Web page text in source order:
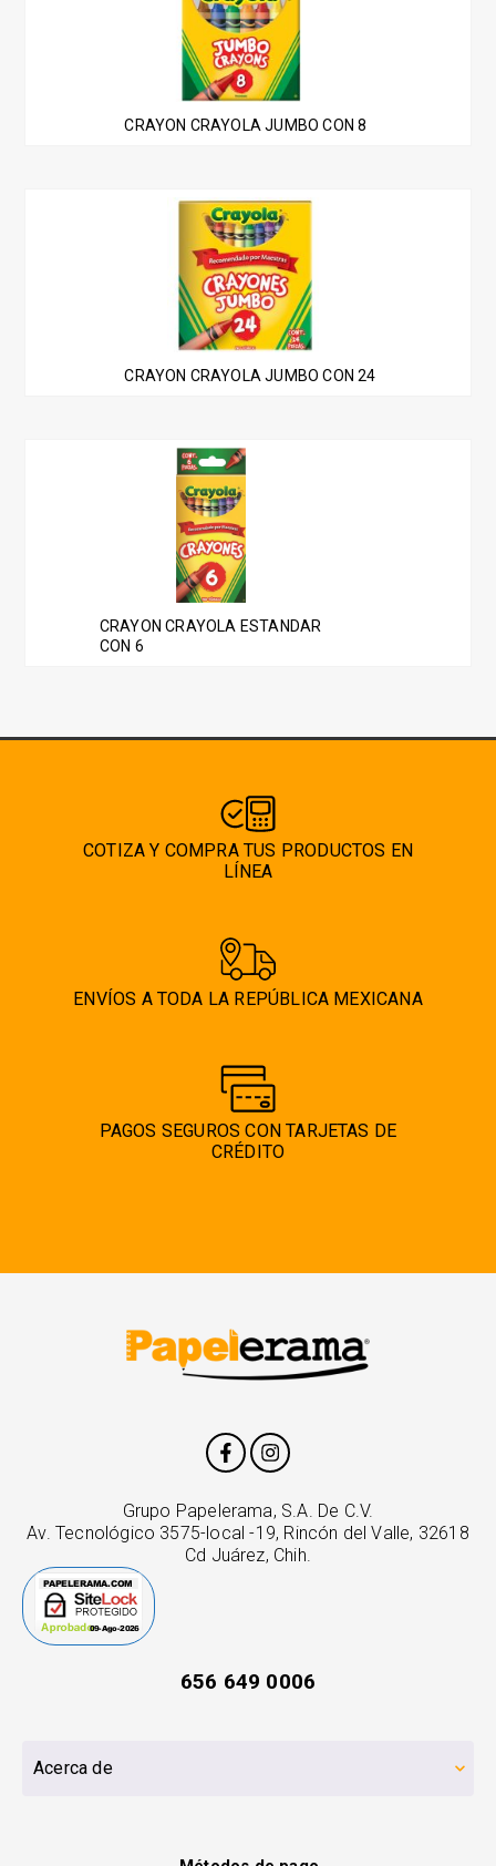
CRAYON CRAYOLA JUMBO CON 8
CRAYON CRAYOLA JUMBO CON 24
CRAYON CRAYOLA ESTANDAR
CON 6
COTIZA Y COMPRA TUS PRODUCTOS EN
LÍNEA
ENVÍOS A TODA LA REPÚBLICA MEXICANA
PAGOS SEGUROS CON TARJETAS DE
CRÉDITO
Grupo Papelerama, S.A. De C.V.
Av. Tecnológico 3575-local -19, Rincón del Valle, 32618
Cd Juárez, Chih.
656 649 0006
Acerca de